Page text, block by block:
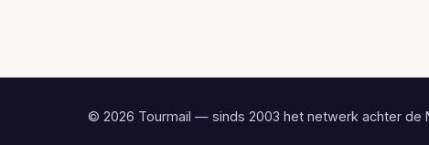
© 2026 Tourmail — sinds 2003 het netwerk achter de